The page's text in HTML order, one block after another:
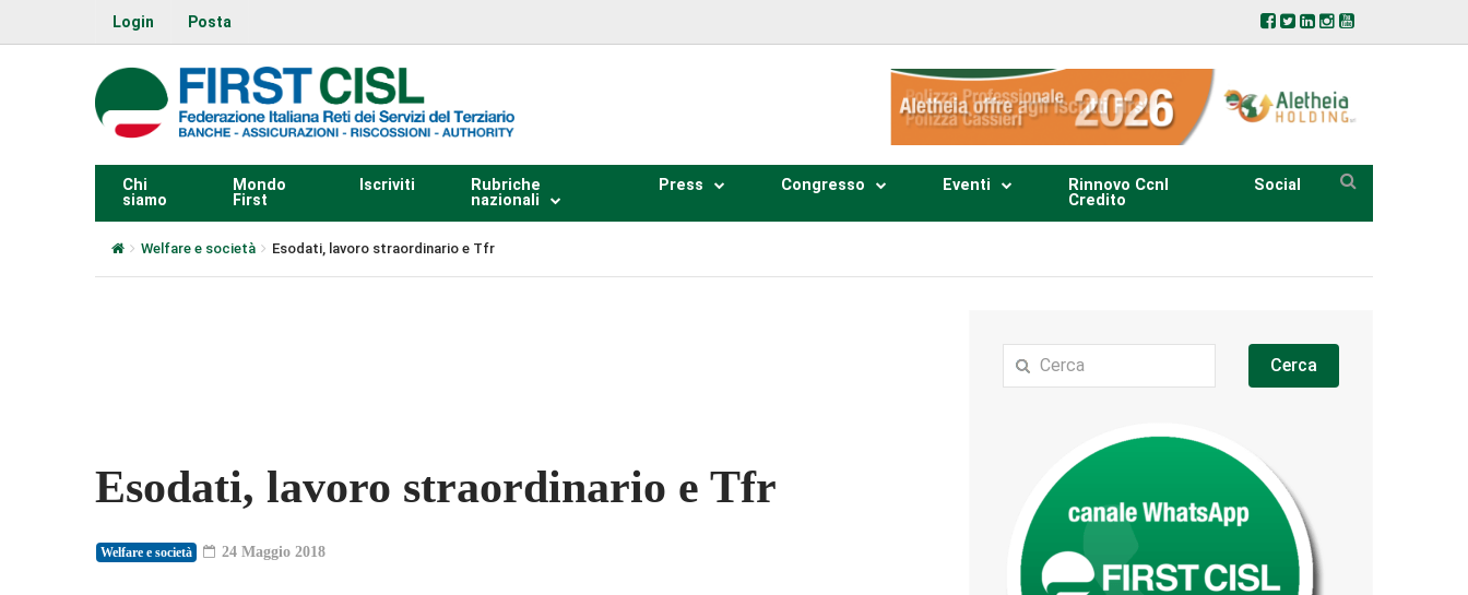
Login Posta
Chi
siamo
Mondo
First
Iscriviti
Rubriche
nazionali
Press Congresso Eventi
Rinnovo Ccnl
Credito
Social
Welfare e società Esodati, lavoro straordinario e Tfr
Esodati, lavoro straordinario e Tfr
Welfare e società 24 Maggio 2018
Cerca